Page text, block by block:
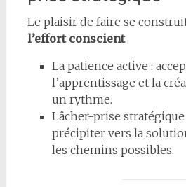
Le plaisir de faire se
l’effort conscient.
La patience active :
l’apprentissage et la
un rythme.
Lâcher-prise stratégique
précipiter vers la
les chemins possibles.